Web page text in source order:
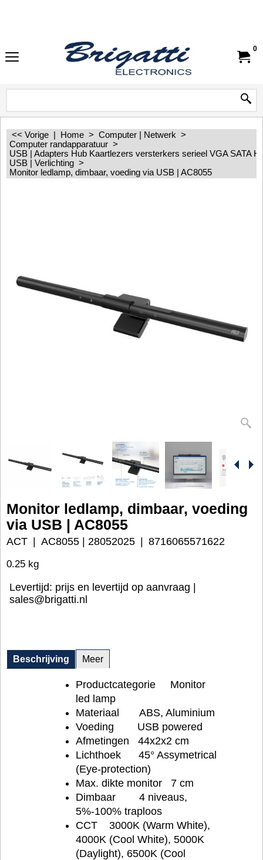
0
<< Vorige Home > Computer | Netwerk >
Computer randapparatuur >
USB | Adapters Hub Kaartlezers versterkers serieel VGA SATA
USB | Verlichting >
Monitor ledlamp, dimbaar, voeding via USB | AC8055
Monitor ledlamp, dimbaar, voeding
via USB | AC8055
ACT AC8055 | 28052025 8716065571622
0.25 kg
Levertijd: prijs en levertijd op aanvraag |
sales@brigatti.nl
Beschrijving Meer
Productcategorie Monitor
led lamp
Materiaal ABS, Aluminium
Voeding USB powered
Afmetingen 44x2x2 cm
Lichthoek 45° Assymetrical
(Eye-protection)
Max. dikte monitor 7 cm
Dimbaar 4 niveaus,
5%-100% traploos
CCT 3000K (Warm White),
4000K (Cool White), 5000K
(Daylight), 6500K (Cool